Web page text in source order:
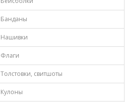
Банданы
Нашивки
Флаги
Толстовки, свитшоты
Кулоны